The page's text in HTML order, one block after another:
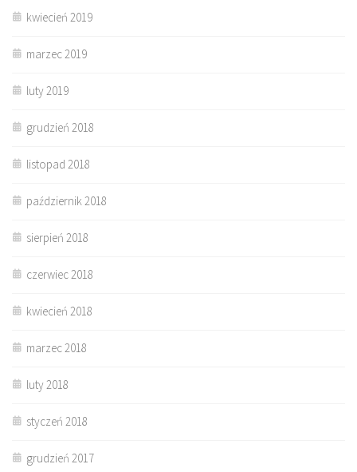
kwiecień 2019
marzec 2019
luty 2019
grudzień 2018
listopad 2018
październik 2018
sierpień 2018
czerwiec 2018
kwiecień 2018
marzec 2018
luty 2018
styczeń 2018
grudzień 2017